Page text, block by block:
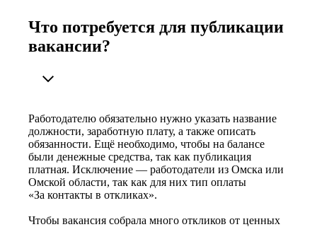
Что потребуется для публикации
вакансии?
Работодателю обязательно нужно указать название
должности, заработную плату, а также описать
обязанности. Ещё необходимо, чтобы на балансе
были денежные средства, так как публикация
платная. Исключение — работодатели из Омска или
Омской области, так как для них тип оплаты
«За контакты в откликах».
Чтобы вакансия собрала много откликов от ценных